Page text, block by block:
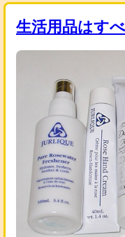
生活用品はす